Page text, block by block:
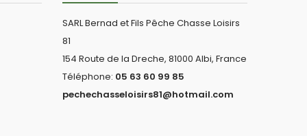
SARL Bernad et Fils Pêche Chasse Loisirs
81
154 Route de la Dreche, 81000 Albi, France
Téléphone: 05 63 60 99 85
pechechasseloisirs81@hotmail.com